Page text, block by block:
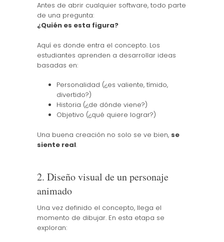
Antes de abrir cualquier software, todo parte
de una pregunta:
¿Quién es esta figura?
Aquí es donde entra el concepto. Los
estudiantes aprenden a desarrollar ideas
basadas en:
Personalidad (¿es valiente, tímido,
divertido?)
Historia (¿de dónde viene?)
Objetivo (¿qué quiere lograr?)
Una buena creación no solo se ve bien, se
siente real.
2. Diseño visual de un personaje
animado
Una vez definido el concepto, llega el
momento de dibujar. En esta etapa se
exploran: